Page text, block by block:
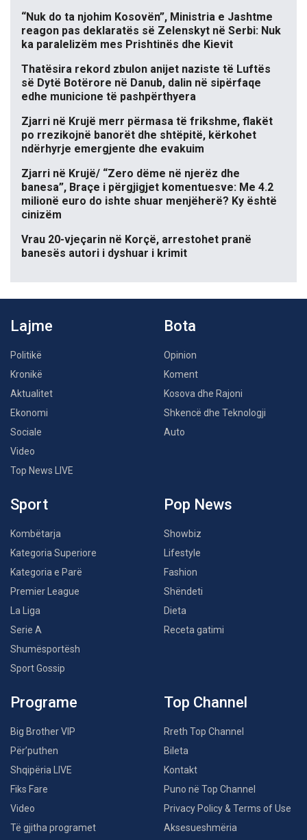
“Nuk do ta njohim Kosovën”, Ministria e Jashtme
reagon pas deklaratës së Zelenskyt në Serbi: Nuk
ka paralelizëm mes Prishtinës dhe Kievit
Thatësira rekord zbulon anijet naziste të Luftës
së Dytë Botërore në Danub, dalin në sipërfaqe
edhe municione të pashpërthyera
Zjarri në Krujë merr përmasa të frikshme, flakët
po rrezikojnë banorët dhe shtëpitë, kërkohet
ndërhyrje emergjente dhe evakuim
Zjarri në Krujë/ “Zero dëme në njerëz dhe
banesa”, Braçe i përgjigjet komentuesve: Me 4.2
milionë euro do ishte shuar menjëherë? Ky është
cinizëm
Vrau 20-vjeçarin në Korçë, arrestohet pranë
banesës autori i dyshuar i krimit
Lajme
Politikë
Kronikë
Aktualitet
Ekonomi
Sociale
Video
Top News LIVE
Bota
Opinion
Koment
Kosova dhe Rajoni
Shkencë dhe Teknologji
Auto
Sport
Kombëtarja
Kategoria Superiore
Kategoria e Parë
Premier League
La Liga
Serie A
Shumësportësh
Sport Gossip
Pop News
Showbiz
Lifestyle
Fashion
Shëndeti
Dieta
Receta gatimi
Programe
Big Brother VIP
Për’puthen
Shqipëria LIVE
Fiks Fare
Video
Të gjitha programet
Top Channel
Rreth Top Channel
Bileta
Kontakt
Puno në Top Channel
Privacy Policy & Terms of Use
Aksesueshmëria